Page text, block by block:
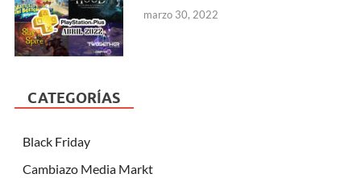
marzo 30, 2022
CATEGORÍAS
Black Friday
Cambiazo Media Markt